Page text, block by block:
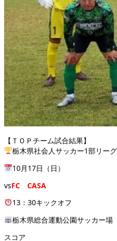
【ＴＯＰチーム試合結果】
栃木県社会人サッカー1部リー
10月17日（日）
vsFC CASA
13：30キックオフ
栃木県総合運動公園サッカー場
スコア